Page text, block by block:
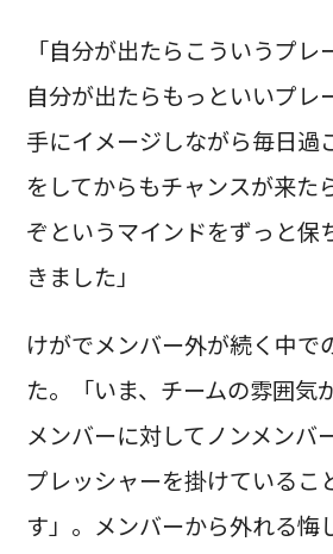
「自分が出たらこういうプレ
自分が出たらもっといいプレ
手にイメージしながら毎日過
をしてからもチャンスが来た
ぞというマインドをずっと保
きました」
けがでメンバー外が続く中で
た。「いま、チームの雰囲気
メンバーに対してノンメンバ
プレッシャーを掛けているこ
す」。メンバーから外れる悔